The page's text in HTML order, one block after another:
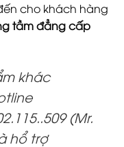
cho khách hàng
tầm đẳng cấp
khác
(Mr.
hổ trợ